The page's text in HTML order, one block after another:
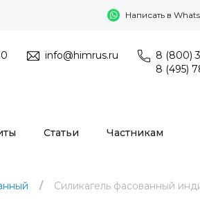
Написать в
info@himrus.ru
8 (800)
8 (495)
Статьи Частникам
Силикагель фасованный